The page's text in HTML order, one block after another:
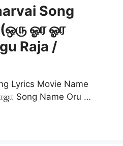
Song
ஓர ஓர
Raja /
Lyrics Movie Name
Song Name Oru …